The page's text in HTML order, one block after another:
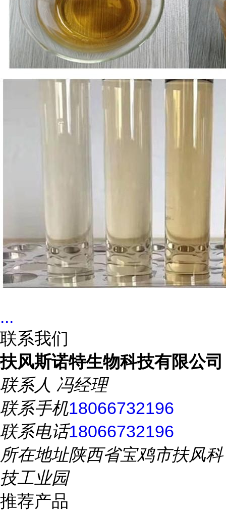
...
联系我们
扶风斯诺特生物科技有限公司
联系人 冯经理
联系手机18066732196
联系电话18066732196
所在地址陕西省宝鸡市扶风科
技工业园
推荐产品